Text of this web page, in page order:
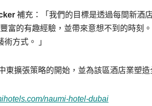
補充：「我們的目標是透過每間新酒
富的有趣經驗，並帶來意想不到的時刻
方式。 」
東擴張策略的開始，並為該區酒店業塑造
naumi-hotel-dubai